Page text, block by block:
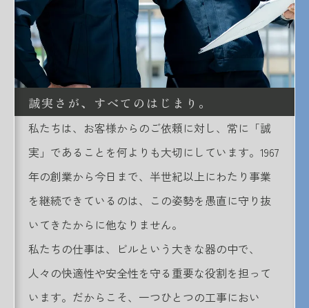
誠実さが、すべてのはじまり。
私たちは、お客様からのご依頼に対し、常に「誠
実」であることを何よりも大切にしています。1967
年の創業から今日まで、半世紀以上にわたり事業
を継続できているのは、この姿勢を愚直に守り抜
いてきたからに他なりません。
私たちの仕事は、ビルという大きな器の中で、
人々の快適性や安全性を守る重要な役割を担って
います。だからこそ、一つひとつの工事におい